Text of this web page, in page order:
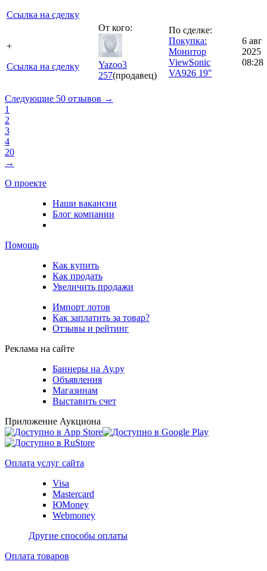
Ссылка на сделку
+
Ссылка на сделку
От кого:
Yazoo3
257(продавец)
По сделке:
Покупка:
Монитор
ViewSonic
VA926 19"
6 авг
2025
08:28
Следующие 50 отзывов →
1
2
3
4
20
→
О проекте
Наши вакансии
Блог компании
Помощь
Как купить
Как продать
Увеличить продажи
Импорт лотов
Как заплатить за товар?
Отзывы и рейтинг
Реклама на сайте
Баннеры на Ау.ру
Объявления
Магазинам
Выставить счет
Приложение Аукциона
Оплата услуг сайта
Visa
Mastercard
ЮMoney
Webmoney
Другие способы оплаты
Оплата товаров